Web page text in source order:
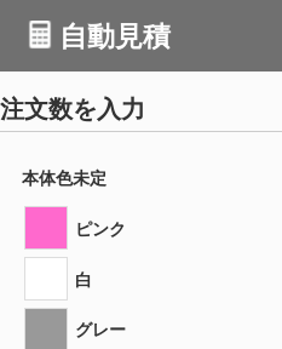
自動見積
注文数を入力
本体色未定
ピンク
白
グレー